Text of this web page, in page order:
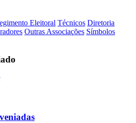
Eleitoral Técnicos Diretoria
Outras Associações Símbolos